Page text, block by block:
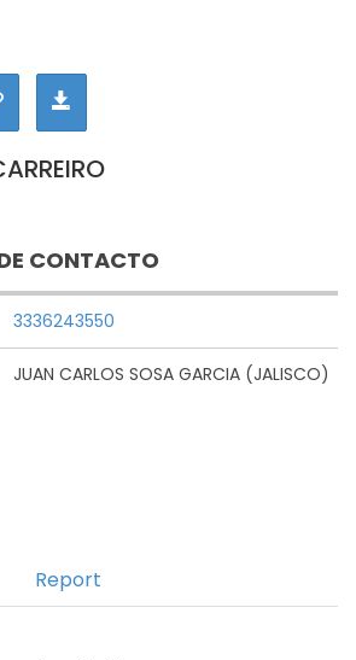
CONTACTO
3336243550
JUAN CARLOS SOSA GARCIA (JALISCO)
Report